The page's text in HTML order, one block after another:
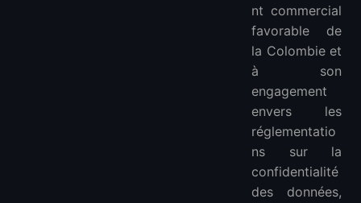
nt commercial
favorable de
la Colombie et
à son
engagement
envers les
réglementatio
ns sur la
confidentialité
des données,